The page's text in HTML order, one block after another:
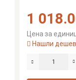
1
Цена за
Нашли